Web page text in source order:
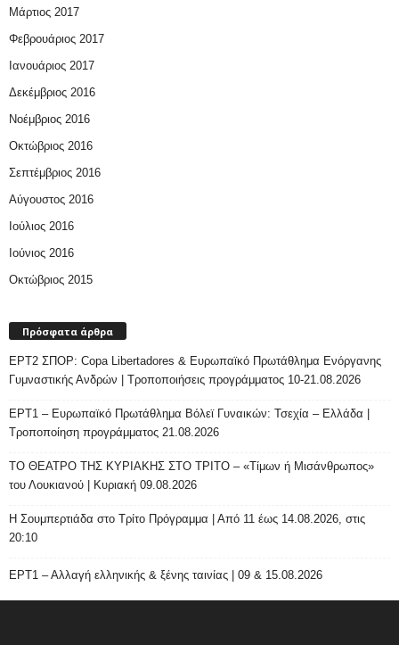
Μάρτιος 2017
Φεβρουάριος 2017
Ιανουάριος 2017
Δεκέμβριος 2016
Νοέμβριος 2016
Οκτώβριος 2016
Σεπτέμβριος 2016
Αύγουστος 2016
Ιούλιος 2016
Ιούνιος 2016
Οκτώβριος 2015
Πρόσφατα άρθρα
ΕΡΤ2 ΣΠΟΡ: Copa Libertadores & Ευρωπαϊκό Πρωτάθλημα Ενόργανης
Γυμναστικής Ανδρών | Τροποποιήσεις προγράμματος 10-21.08.2026
ΕΡΤ1 – Ευρωπαϊκό Πρωτάθλημα Βόλεϊ Γυναικών: Τσεχία – Ελλάδα |
Τροποποίηση προγράμματος 21.08.2026
ΤΟ ΘΕΑΤΡΟ ΤΗΣ ΚΥΡΙΑΚΗΣ ΣΤΟ ΤΡΙΤΟ – «Τίμων ή Μισάνθρωπος»
του Λουκιανού | Κυριακή 09.08.2026
H Σουμπερτιάδα στο Τρίτο Πρόγραμμα | Από 11 έως 14.08.2026, στις
20:10
ΕΡΤ1 – Αλλαγή ελληνικής & ξένης ταινίας | 09 & 15.08.2026